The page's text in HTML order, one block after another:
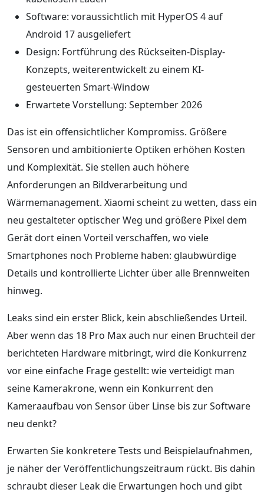
Software: voraussichtlich mit HyperOS 4 auf
Android 17 ausgeliefert
Design: Fortführung des Rückseiten-Display-
Konzepts, weiterentwickelt zu einem KI-
gesteuerten Smart-Window
Erwartete Vorstellung: September 2026
Das ist ein offensichtlicher Kompromiss. Größere
Sensoren und ambitionierte Optiken erhöhen Kosten
und Komplexität. Sie stellen auch höhere
Anforderungen an Bildverarbeitung und
Wärmemanagement. Xiaomi scheint zu wetten, dass ein
neu gestalteter optischer Weg und größere Pixel dem
Gerät dort einen Vorteil verschaffen, wo viele
Smartphones noch Probleme haben: glaubwürdige
Details und kontrollierte Lichter über alle Brennweiten
hinweg.
Leaks sind ein erster Blick, kein abschließendes Urteil.
Aber wenn das 18 Pro Max auch nur einen Bruchteil der
berichteten Hardware mitbringt, wird die Konkurrenz
vor eine einfache Frage gestellt: wie verteidigt man
seine Kamerakrone, wenn ein Konkurrent den
Kameraaufbau von Sensor über Linse bis zur Software
neu denkt?
Erwarten Sie konkretere Tests und Beispielaufnahmen,
je näher der Veröffentlichungszeitraum rückt. Bis dahin
schraubt dieser Leak die Erwartungen hoch und gibt